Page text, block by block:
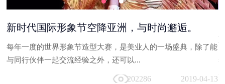
新时代国际形象节空降亚洲，与时尚邂逅。
每年一度的世界形象节造型大赛，是美业人的一场盛典，除了能
与同行伙伴一起交流经验之外，还可以...
202286 2019-04-13